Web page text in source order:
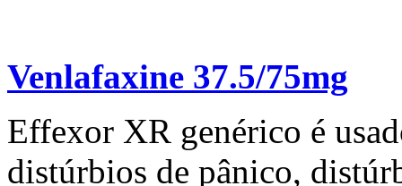
Venlafaxine 37.5/75mg
Effexor XR genérico é
distúrbios de pânico,